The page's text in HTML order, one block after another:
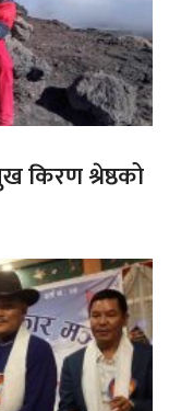
किरण श्रेष्ठको